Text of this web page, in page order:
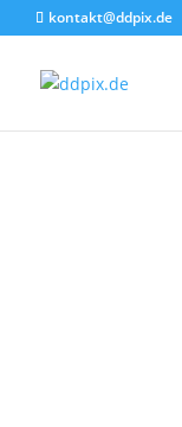
kontakt@ddpix.de